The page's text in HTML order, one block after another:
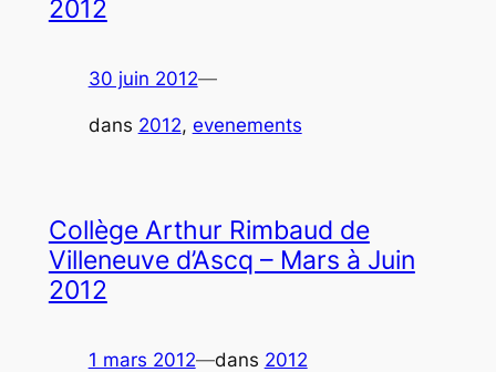
2012
30 juin 2012—
dans 2012, evenements
Collège Arthur Rimbaud de
Villeneuve d’Ascq – Mars à Juin
2012
1 mars 2012—dans 2012